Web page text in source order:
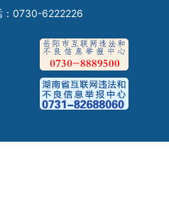
：0730-6222226